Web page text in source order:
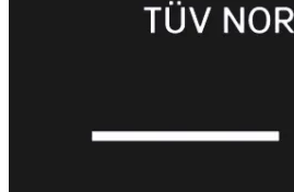
met
FortiWiFi